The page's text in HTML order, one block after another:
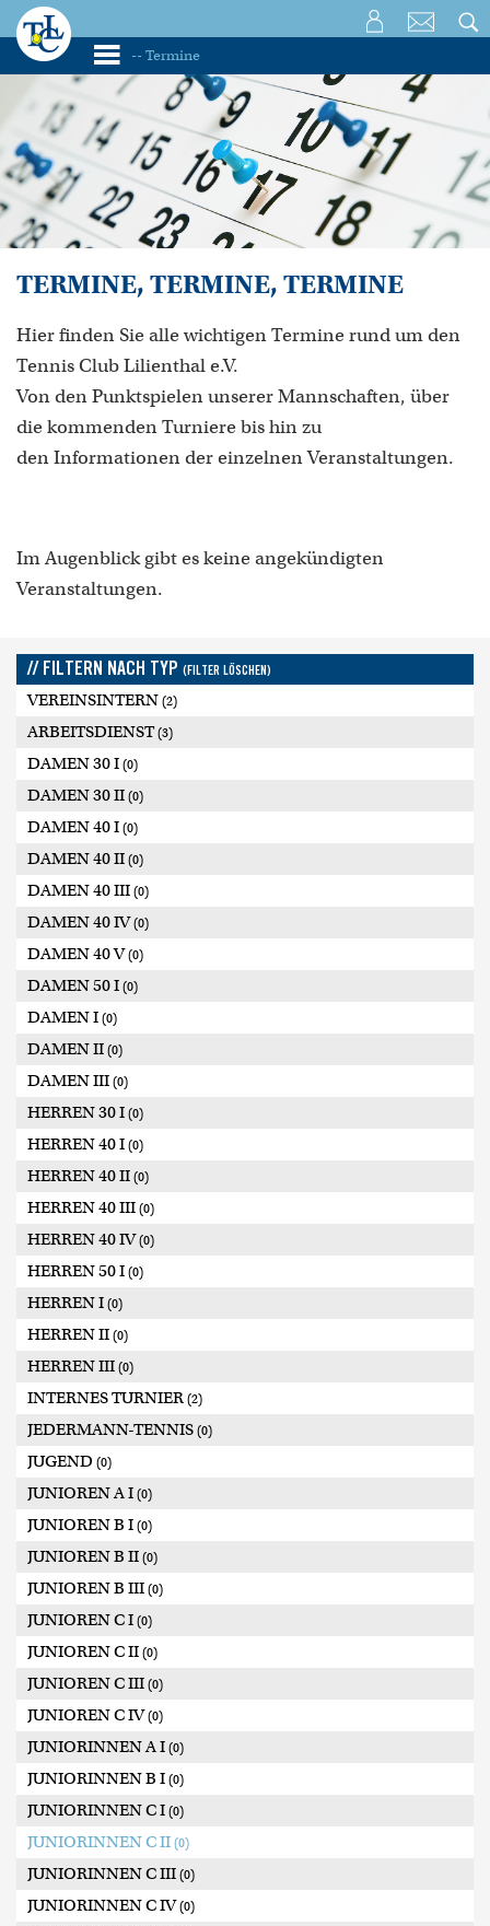
TERMINE, TERMINE, TERMINE
Hier finden Sie alle wichtigen Termine rund um den
Tennis Club Lilienthal e.V.
Von den Punktspielen unserer Mannschaften, über
die kommenden Turniere bis hin zu
den Informationen der einzelnen Veranstaltungen.
Im Augenblick gibt es keine angekündigten
Veranstaltungen.
// FILTERN NACH TYP (FILTER LÖSCHEN)
VEREINSINTERN (2)
ARBEITSDIENST(3)
DAMEN 30 I (0)
DAMEN 30 II (0)
DAMEN 40 I (0)
DAMEN 40 II (0)
DAMEN 40 III (0)
DAMEN 40 IV(0)
DAMEN 40 V(0)
DAMEN 50 I (0)
DAMEN I (0)
DAMEN II (0)
DAMEN III (0)
HERREN 30 I (0)
HERREN 40 I (0)
HERREN 40 II (0)
HERREN 40 III (0)
HERREN 40 IV(0)
HERREN 50 I (0)
HERREN I (0)
HERREN II (0)
HERREN III (0)
INTERNES TURNIER (2)
JEDERMANN-TENNIS (0)
JUGEND (0)
JUNIOREN A I (0)
JUNIOREN B I (0)
JUNIOREN B II (0)
JUNIOREN B III (0)
JUNIOREN C I (0)
JUNIOREN C II (0)
JUNIOREN C III (0)
JUNIOREN C IV(0)
JUNIORINNEN A I (0)
JUNIORINNEN B I (0)
JUNIORINNEN C I (0)
JUNIORINNEN C II (0)
JUNIORINNEN C III (0)
JUNIORINNEN C IV(0)